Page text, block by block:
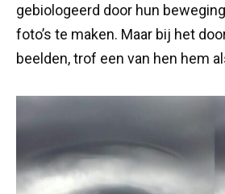
gebiologeerd door hun
foto’s te maken. Maar bij het
beelden, trof een van hen hem